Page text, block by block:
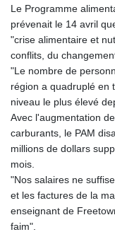
Le Programme
prévenait le 14 avril
"crise alimentaire et
conflits, du
"Le nombre de
région a quadruplé en
niveau le plus élevé
Avec l'augmentation
carburants, le PAM
millions de dollars
mois.
"Nos salaires ne
et les factures de la
enseignant de
faim".